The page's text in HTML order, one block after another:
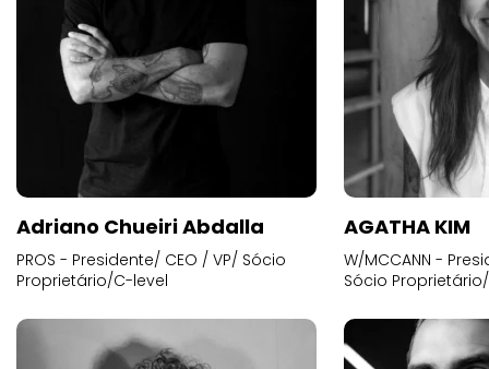
Adriano Chueiri Abdalla
PROS - Presidente/ CEO / VP/ Sócio
Proprietário/C-level
AGATHA KIM
W/MCCANN -
Sócio